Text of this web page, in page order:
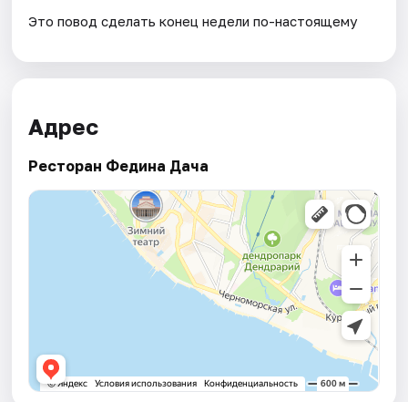
Это повод сделать конец недели по-настоящему
Адрес
Ресторан Федина Дача